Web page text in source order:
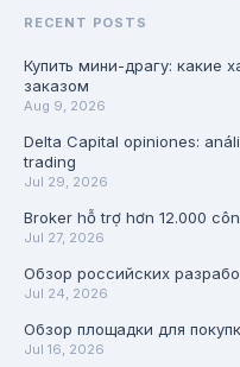
RECENT POSTS
Купить мини-драгу: какие
заказом
Aug 9, 2026
Delta Capital opiniones:
trading
Jul 29, 2026
Broker hỗ trợ hơn 12.000
Jul 27, 2026
Обзор российских
Jul 24, 2026
Обзор площадки для
Jul 16, 2026